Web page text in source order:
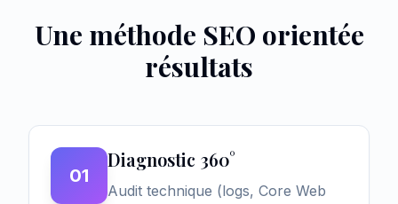
Une méthode SEO orientée
résultats
01
Diagnostic 360°
Audit technique (logs, Core Web